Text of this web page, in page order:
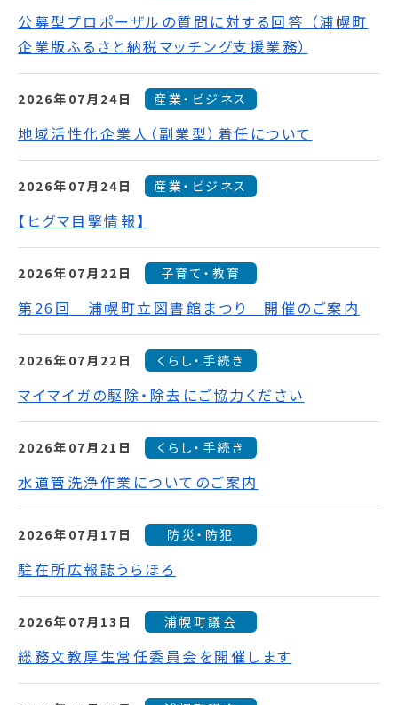
公募型プロポーザルの質問に対する回答 （浦幌町
企業版ふるさと納税マッチング支援業務）
2026年07月24日 産業・ビジネス
地域活性化企業人（副業型）着任について
2026年07月24日 産業・ビジネス
【ヒグマ目撃情報】
2026年07月22日 子育て・教育
第26回 浦幌町立図書館まつり 開催のご案内
2026年07月22日 くらし・手続き
マイマイガの駆除・除去にご協力ください
2026年07月21日 くらし・手続き
水道管洗浄作業についてのご案内
2026年07月17日 防災・防犯
駐在所広報誌うらほろ
2026年07月13日 浦幌町議会
総務文教厚生常任委員会を開催します